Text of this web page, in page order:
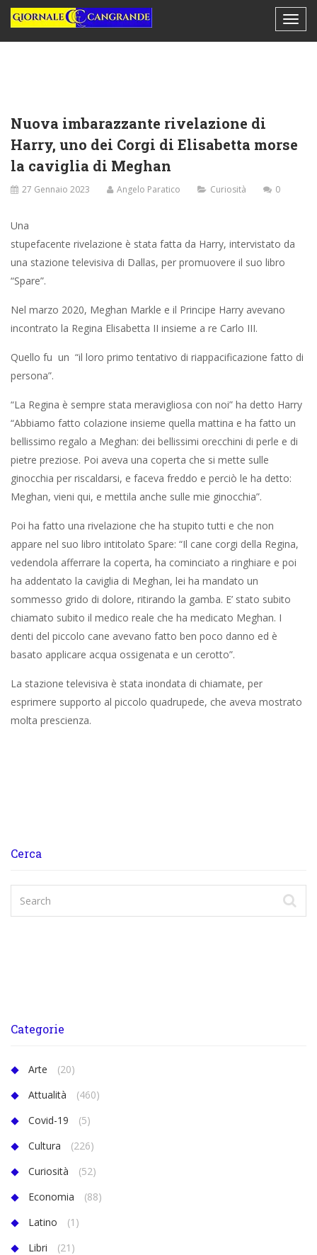
Nuova imbarazzante rivelazione di
Harry, uno dei Corgi di Elisabetta morse
la caviglia di Meghan
27 Gennaio 2023 Angelo Paratico Curiosità 0
Una
stupefacente rivelazione è stata fatta da Harry, intervistato da
una stazione televisiva di Dallas, per promuovere il suo libro
“Spare”.
Nel marzo 2020, Meghan Markle e il Principe Harry avevano
incontrato la Regina Elisabetta II insieme a re Carlo III.
Quello fu un “il loro primo tentativo di riappacificazione fatto di
persona”.
“La Regina è sempre stata meravigliosa con noi” ha detto Harry
“Abbiamo fatto colazione insieme quella mattina e ha fatto un
bellissimo regalo a Meghan: dei bellissimi orecchini di perle e di
pietre preziose. Poi aveva una coperta che si mette sulle
ginocchia per riscaldarsi, e faceva freddo e perciò le ha detto:
Meghan, vieni qui, e mettila anche sulle mie ginocchia”.
Poi ha fatto una rivelazione che ha stupito tutti e che non
appare nel suo libro intitolato Spare: “Il cane corgi della Regina,
vedendola afferrare la coperta, ha cominciato a ringhiare e poi
ha addentato la caviglia di Meghan, lei ha mandato un
sommesso grido di dolore, ritirando la gamba. E’ stato subito
chiamato subito il medico reale che ha medicato Meghan. I
denti del piccolo cane avevano fatto ben poco danno ed è
basato applicare acqua ossigenata e un cerotto”.
La stazione televisiva è stata inondata di chiamate, per
esprimere supporto al piccolo quadrupede, che aveva mostrato
molta prescienza.
Cerca
Categorie
Arte
(20)
Attualità
(460)
Covid-19
(5)
Cultura
(226)
Curiosità
(52)
Economia
(88)
Latino
(1)
Libri
(21)